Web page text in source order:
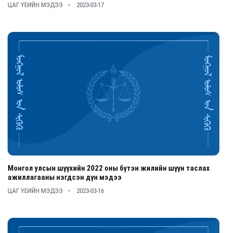
ЦАГ ҮЕИЙН МЭДЭЭ 2023-03-17
Монгол улсын шүүхийн 2022 оны бүтэн жилийн шүүн таслах
ажиллагааны нэгдсэн дүн мэдээ
ЦАГ ҮЕИЙН МЭДЭЭ 2023-03-16